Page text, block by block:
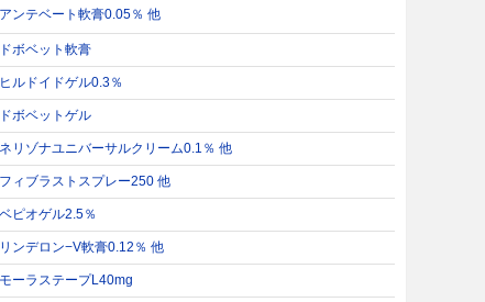
アンテベート軟膏0.05％ 他
ドボベット軟膏
ヒルドイドゲル0.3％
ドボベットゲル
ネリゾナユニバーサルクリーム0.1％ 他
フィブラストスプレー250 他
ベピオゲル2.5％
リンデロン−V軟膏0.12％ 他
モーラステープL40mg